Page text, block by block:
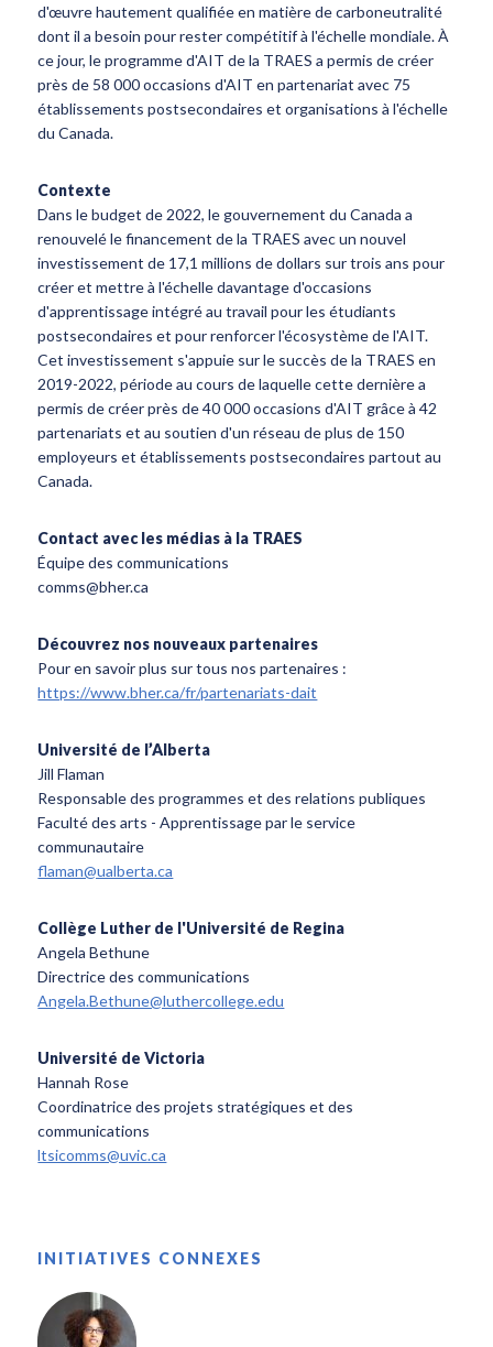
d'œuvre hautement qualifiée en matière de carboneutralité
dont il a besoin pour rester compétitif à l'échelle mondiale. À
ce jour, le programme d'AIT de la TRAES a permis de créer
près de 58 000 occasions d'AIT en partenariat avec 75
établissements postsecondaires et organisations à l'échelle
du Canada.
Contexte
Dans le budget de 2022, le gouvernement du Canada a
renouvelé le financement de la TRAES avec un nouvel
investissement de 17,1 millions de dollars sur trois ans pour
créer et mettre à l'échelle davantage d'occasions
d'apprentissage intégré au travail pour les étudiants
postsecondaires et pour renforcer l'écosystème de l'AIT.
Cet investissement s'appuie sur le succès de la TRAES en
2019-2022, période au cours de laquelle cette dernière a
permis de créer près de 40 000 occasions d'AIT grâce à 42
partenariats et au soutien d'un réseau de plus de 150
employeurs et établissements postsecondaires partout au
Canada.
Contact avec les médias à la TRAES
Équipe des communications
comms@bher.ca
Découvrez nos nouveaux partenaires
Pour en savoir plus sur tous nos partenaires :
https://www.bher.ca/fr/partenariats-dait
Université de l’Alberta
Jill Flaman
Responsable des programmes et des relations publiques
Faculté des arts - Apprentissage par le service
communautaire
flaman@ualberta.ca
Collège Luther de l'Université de Regina
Angela Bethune
Directrice des communications
Angela.Bethune@luthercollege.edu
Université de Victoria
Hannah Rose
Coordinatrice des projets stratégiques et des
communications
ltsicomms@uvic.ca
INITIATIVES CONNEXES